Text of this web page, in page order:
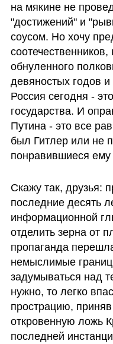
на мякине не
"достижений" и
соусом. Но хочу
обнуленного
девяностых годов
Россия сегодня -
государства. И
Путина - это все
был Гитлер или не
понравившиеся
Скажу так, друзья:
последние десять
информационной
отделить зерна от
пропаганда
немыслимые
задумываться над
нужно, то легко
прострацию,
откровенную ложь
последней